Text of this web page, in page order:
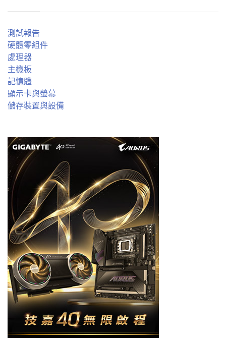
測試報告
硬體零組件
處理器
主機板
記憶體
顯示卡與螢幕
儲存裝置與設備